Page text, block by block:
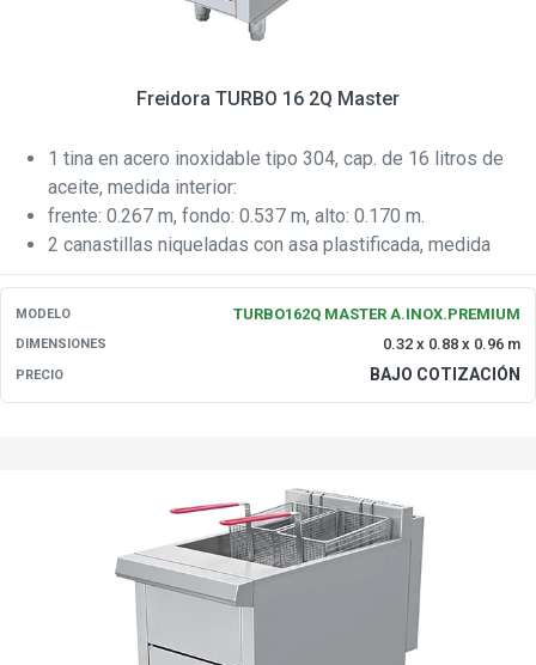
Freidora TURBO 16 2Q Master
1 tina en acero inoxidable tipo 304, cap. de 16 litros de
aceite, medida interior:
frente: 0.267 m, fondo: 0.537 m, alto: 0.170 m.
2 canastillas niqueladas con asa plastificada, medida
MODELO TURBO162Q MASTER A.INOX.PREMIUM
DIMENSIONES 0.32 x 0.88 x 0.96 m
PRECIO BAJO COTIZACIÓN